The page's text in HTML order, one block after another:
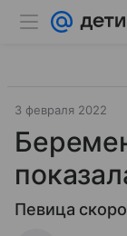
3 февраля 2022
Певица